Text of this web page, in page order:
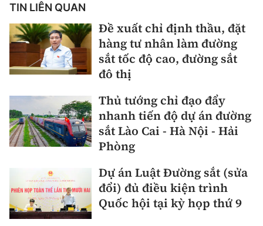
TIN LIÊN QUAN
Đề xuất chỉ định thầu, đặt
hàng tư nhân làm đường
sắt tốc độ cao, đường sắt
đô thị
Thủ tướng chỉ đạo đẩy
nhanh tiến độ dự án đường
sắt Lào Cai - Hà Nội - Hải
Phòng
Dự án Luật Đường sắt (sửa
đổi) đủ điều kiện trình
Quốc hội tại kỳ họp thứ 9